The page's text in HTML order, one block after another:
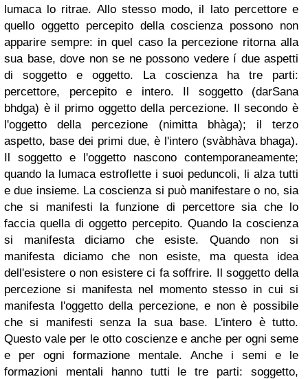
lumaca lo ritrae. Allo stesso modo, il lato percettore e
quello oggetto percepito della coscienza possono non
apparire sempre: in quel caso la percezione ritorna alla
sua base, dove non se ne possono vedere í due aspetti
di soggetto e oggetto. La coscienza ha tre parti:
percettore, percepito e intero. Il soggetto (darSana
bhdga) è il primo oggetto della percezione. Il secondo è
l'oggetto della percezione (nimitta bhàga); il terzo
aspetto, base dei primi due, è l'intero (svàbhàva bhaga).
Il soggetto e l'oggetto nascono contemporaneamente;
quando la lumaca estroflette i suoi peduncoli, li alza tutti
e due insieme. La coscienza si può manifestare o no, sia
che si manifesti la funzione di percettore sia che lo
faccia quella di oggetto percepito. Quando la coscienza
si manifesta diciamo che esiste. Quando non si
manifesta diciamo che non esiste, ma questa idea
dell'esistere o non esistere ci fa soffrire. Il soggetto della
percezione si manifesta nel momento stesso in cui si
manifesta l'oggetto della percezione, e non è possibile
che si manifesti senza la sua base. L'intero è tutto.
Questo vale per le otto coscienze e anche per ogni seme
e per ogni formazione mentale. Anche i semi e le
formazioni mentali hanno tutti le tre parti: soggetto,